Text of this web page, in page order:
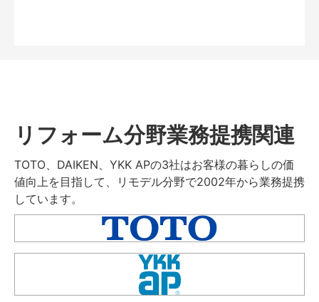
リフォーム分野業務提携関連
TOTO、DAIKEN、YKK APの3社はお客様の暮らしの価
値向上を目指して、リモデル分野で2002年から業務提携
しています。